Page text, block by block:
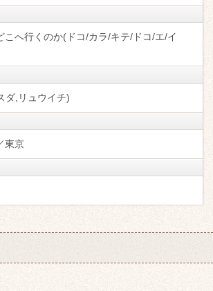
こへ行くのか(ドコ/カラ/キテ/ドコ/エ/イ
ダ,リュウイチ)
東京